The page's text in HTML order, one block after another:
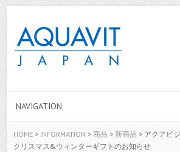
HOME> INFORMATION > 商品 > 新商品 > アクアビ
クリスマス&ウィンターギフトのお知らせ